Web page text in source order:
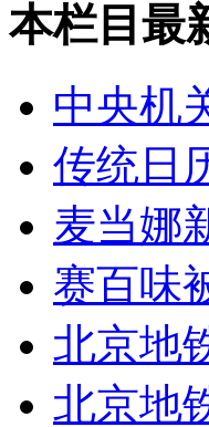
本栏目最
中央机
传统日
麦当娜
赛百味
北京地
北京地